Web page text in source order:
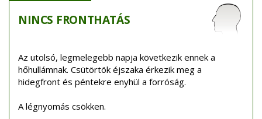
NINCS FRONTHATÁS
Az utolsó, legmelegebb napja következik ennek a
hőhullámnak. Csütörtök éjszaka érkezik meg a
hidegfront és péntekre enyhül a forróság.
A légnyomás csökken.